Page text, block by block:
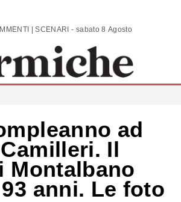
ANALISI | COMMENTI | SCENARI - sabato 8 Agosto 2026
ad
Il
Montalbano
anni. Le foto